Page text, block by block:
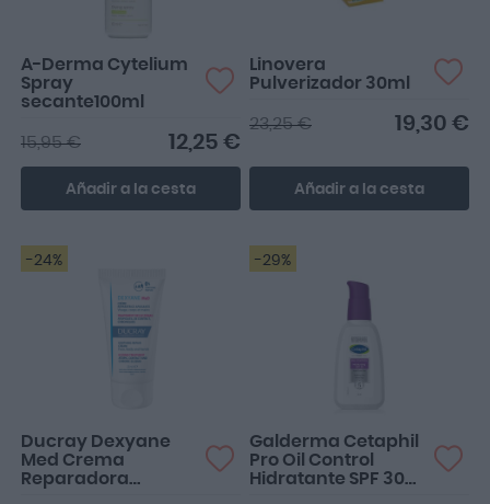
A-Derma Cytelium
Spray
secante100ml
12,25 €
15,95 €
Añadir a la cesta
Linovera
Pulverizador 30ml
19,30 €
23,25 €
Añadir a la cesta
-24%
Ducray Dexyane
Med Crema
Reparadora
-29%
Galderma Cetaphil
Pro Oil Control
Hidratante SPF 30